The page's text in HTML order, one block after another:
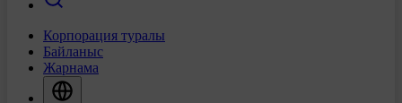
Корпорация туралы
Байланыс
Жарнама